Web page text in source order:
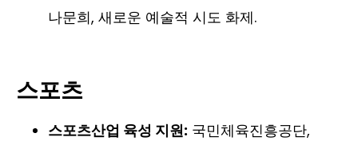
나문희, 새로운 예술적 시도 화제.
스포츠
스포츠산업 육성 지원: 국민체육진흥공단,